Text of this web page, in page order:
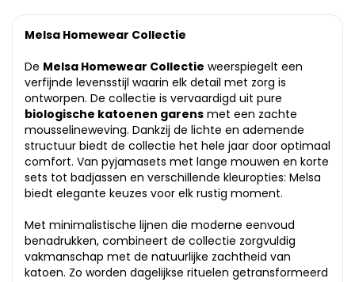
Melsa Homewear Collectie
De Melsa Homewear Collectie weerspiegelt een
verfijnde levensstijl waarin elk detail met zorg is
ontworpen. De collectie is vervaardigd uit pure
biologische katoenen garens met een zachte
mousselineweving. Dankzij de lichte en ademende
structuur biedt de collectie het hele jaar door optimaal
comfort. Van pyjamasets met lange mouwen en korte
sets tot badjassen en verschillende kleuropties: Melsa
biedt elegante keuzes voor elk rustig moment.
Met minimalistische lijnen die moderne eenvoud
benadrukken, combineert de collectie zorgvuldig
vakmanschap met de natuurlijke zachtheid van
katoen. Zo worden dagelijkse rituelen getransformeerd